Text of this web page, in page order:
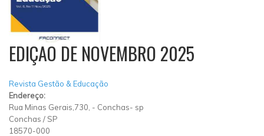
EDIÇAO DE NOVEMBRO 2025
Revista Gestão & Educação
Endereço:
Rua Minas Gerais,730, - Conchas- sp
Conchas / SP
18570-000